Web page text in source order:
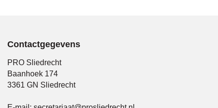
Contactgegevens
PRO Sliedrecht
Baanhoek 174
3361 GN Sliedrecht